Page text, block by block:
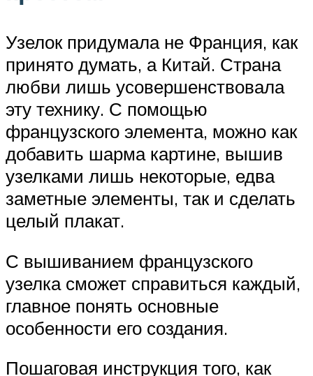
Узелок придумала не Франция, как
принято думать, а Китай. Страна
любви лишь усовершенствовала
эту технику. С помощью
французского элемента, можно как
добавить шарма картине, вышив
узелками лишь некоторые, едва
заметные элементы, так и сделать
целый плакат.
С вышиванием французского
узелка сможет справиться каждый,
главное понять основные
особенности его создания.
Пошаговая инструкция того, как